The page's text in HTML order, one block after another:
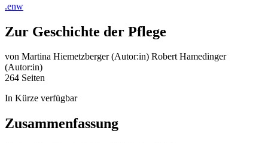
.enw
Zur Geschichte der Pflege
von Martina Hiemetzberger (Autor:in) Robert Hamedinger
(Autor:in)
264 Seiten
In Kürze verfügbar
Zusammenfassung